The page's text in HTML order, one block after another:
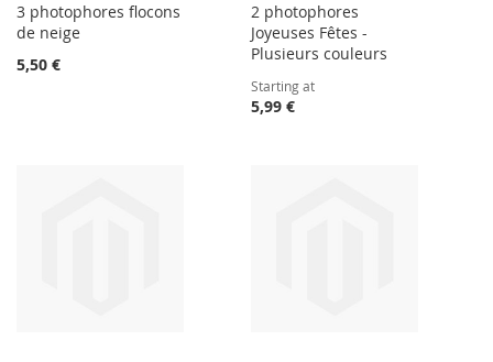
3 photophores flocons
de neige
5,50 €
2 photophores
Joyeuses Fêtes -
Plusieurs couleurs
Starting at
5,99 €